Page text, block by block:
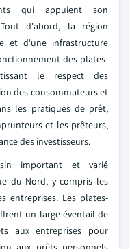
qui appuient son
d'abord, la région
et d'une infrastructure
des plates-
le respect des
des consommateurs et
les pratiques de prêt,
et les prêteurs,
des investisseurs.
important et varié
du Nord, y compris les
entreprises. Les plates-
un large éventail de
aux entreprises pour